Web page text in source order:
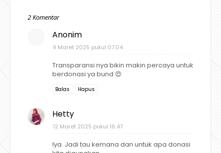
2 Komentar
Anonim
9 Maret 2025 pukul 07.04
Transparansi nya bikin makin percaya untuk
berdonasi ya bund 😍
Balas Hapus
Hetty
12 Maret 2025 pukul 16.47
Iya. Jadi tau kemana dan untuk apa donasi